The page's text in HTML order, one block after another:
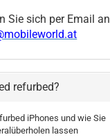
Sie sich per Email an
refurbed?
iPhones und wie Sie
lassen